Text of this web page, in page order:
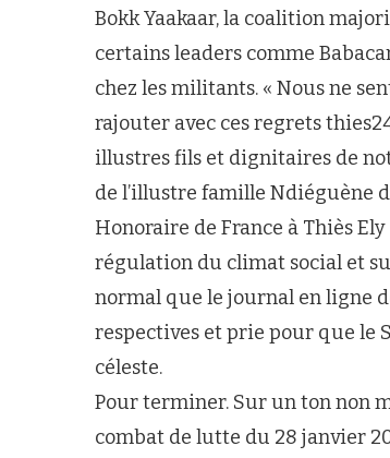
Bokk Yaakaar, la coalition
certains leaders comme
chez les militants. « Nous ne
rajouter avec ces regrets
illustres fils et dignitaires de
de l’illustre famille Ndiéguène
Honoraire de France à Thiès
régulation du climat social et
normal que le journal en ligne
respectives et prie pour que le
céleste.
Pour terminer. Sur un ton non
combat de lutte du 28 janvier